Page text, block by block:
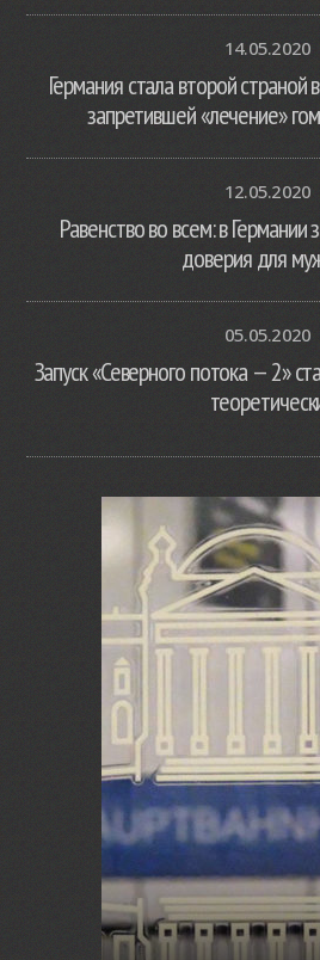
14.05.2020
Германия стала второй страной
запретившей «лечение»
12.05.2020
Равенство во всем: в
доверия для
05.05.2020
Запуск «Северного потока — 2»